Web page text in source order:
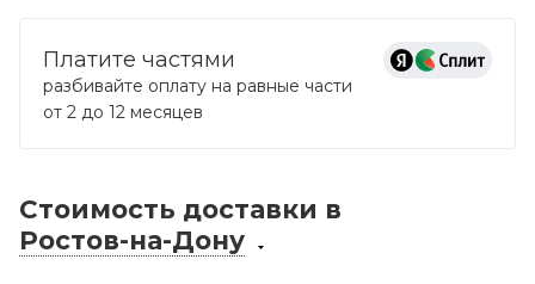
Платите частями
разбивайте оплату на равные части
от 2 до 12 месяцев
Стоимость доставки в
Ростов-на-Дону